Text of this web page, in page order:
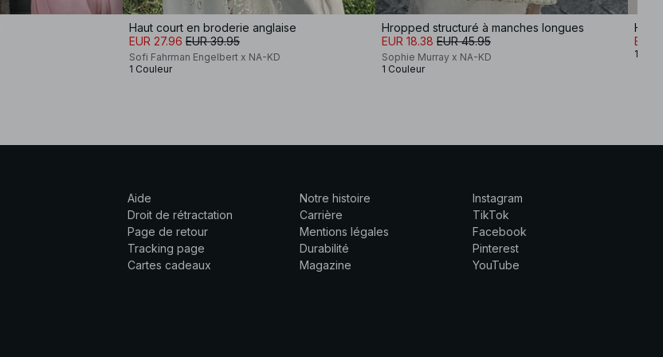
Haut court en broderie anglaise
EUR 27.96 EUR 39.95
Sofi Fahrman Engelbert x NA-KD
1 Couleur
Hropped structuré à manches longues
EUR 18.38 EUR 45.95
Sophie Murray x NA-KD
1 Couleur
Haut
EUR
1
Aide
Droit de rétractation
Page de retour
Tracking page
Cartes cadeaux
Notre histoire
Carrière
Mentions légales
Durabilité
Magazine
Instagram
TikTok
Facebook
Pinterest
YouTube